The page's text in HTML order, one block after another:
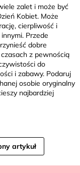
zalet i może być
Kobiet. Może
cierpliwość i
Przede
dobre
z pewnością
do
i zabawy. Podaruj
osobie oryginalny
najbardziej
artykuł